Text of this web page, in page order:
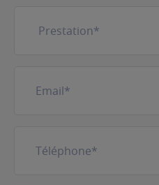
mail(Nécessaire)